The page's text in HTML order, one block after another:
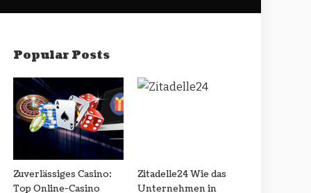
Popular Posts
Zuverlässiges Casino:
Top Online-Casino
Zitadelle24 Wie das
Unternehmen in